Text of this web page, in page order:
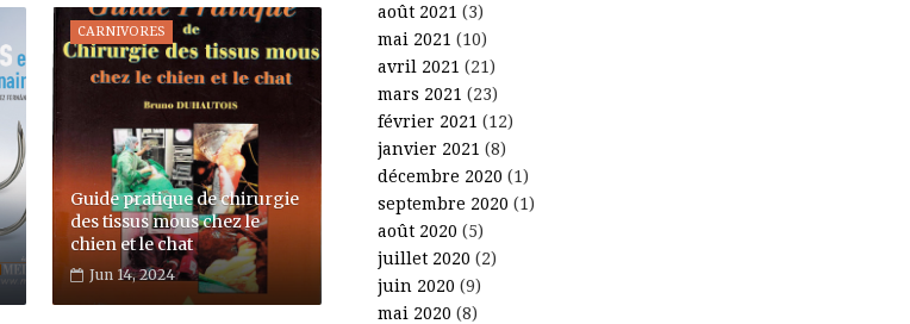
CARNIVORES
Guide pratique de chirurgie
des tissus mous chez le
chien et le chat
Jun 14, 2024
août 2021 (3)
mai 2021 (10)
avril 2021 (21)
mars 2021 (23)
février 2021 (12)
janvier 2021 (8)
décembre 2020 (1)
septembre 2020 (1)
août 2020 (5)
juillet 2020 (2)
juin 2020 (9)
mai 2020 (8)